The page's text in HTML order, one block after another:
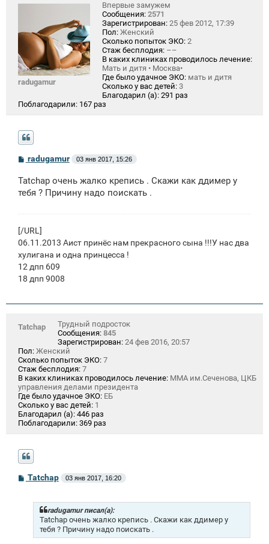
radugamur
Впервые замужем
Сообщения: 2571
Зарегистрирован: 25 фев 2012, 17:39
Пол: Женский
Сколько попыток ЭКО: 2
Стаж бесплодия: ––
В каких клиниках проводилось лечение:
Мать и дитя • Москва•
Где было удачное ЭКО: мать и дитя
Сколько у вас детей: 3
Благодарил (а): 291 раз
Поблагодарили: 167 раз
С
б
щ
radugamur 03 янв 2017, 15:26
Tatchap очень жалко крепись . Скажи как ддимер у
тебя ? Причину надо поискать .
[/URL]
06.11.2013 Аист принёс нам прекрасного сына !!!У нас два
хулигана и одна принцесса !
12 дпп 609
18 дпп 9008
Tatchap
Трудный подросток
Сообщения: 845
Зарегистрирован: 24 фев 2016, 20:57
Пол: Женский
Сколько попыток ЭКО: 7
Стаж бесплодия: 7
В каких клиниках проводилось лечение: ММА им.Сеченова, ЦКБ
управления делами президента
Где было удачное ЭКО: ЕБ
Сколько у вас детей: 1
Благодарил (а): 446 раз
Поблагодарили: 369 раз
С
о
Tatchap 03 янв 2017, 16:20
radugamur писал(а):
Tatchap очень жалко крепись . Скажи как ддимер у
тебя ? Причину надо поискать .